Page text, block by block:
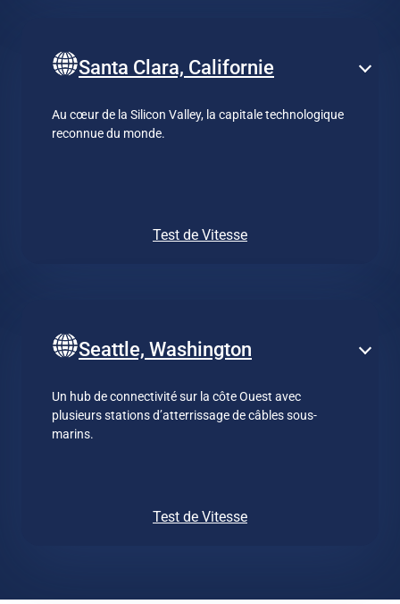
Santa Clara, Californie
Au cœur de la Silicon Valley, la capitale technologique
reconnue du monde.
Test de Vitesse
Seattle, Washington
Un hub de connectivité sur la côte Ouest avec
plusieurs stations d’atterrissage de câbles sous-
marins.
Test de Vitesse